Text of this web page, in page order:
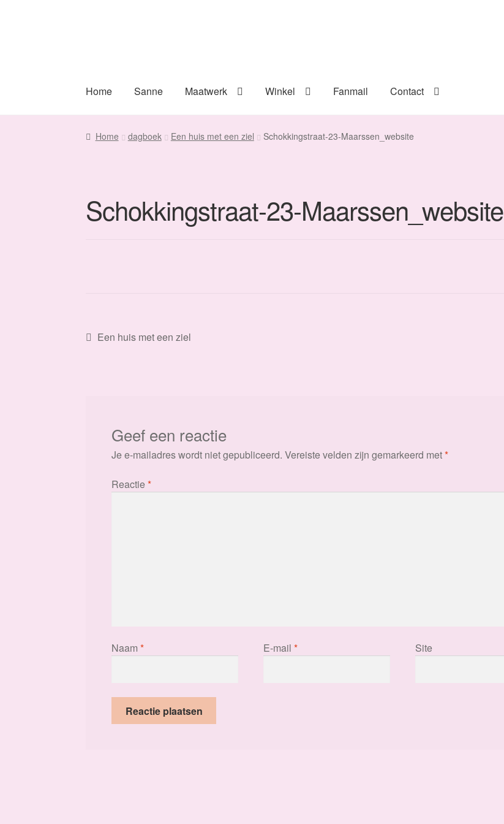
Home Sanne Maatwerk Winkel Fanmail Contact
Home dagboek Een huis met een ziel Schokkingstraat-23-Maarssen_website
Schokkingstraat-23-Maarssen_website
Bericht
Vorig
Een huis met een ziel
Geef een reactie
Je e-mailadres wordt niet gepubliceerd. Vereiste velden zijn gemarkeerd met*
Reactie*
Naam * E-mail * Site